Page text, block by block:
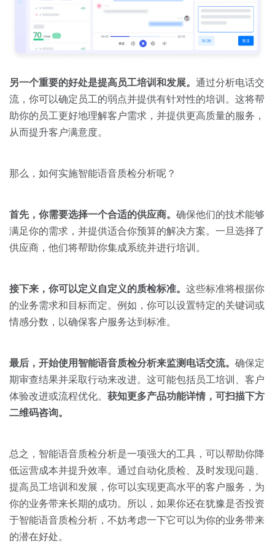
另一个重要的好处是提高员工培训和发展。 通过分析电话交
流，你可以确定员工的弱点并提供有针对性的培训。这将帮
助你的员工更好地理解客户需求，并提供更高质量的服务，
从而提升客户满意度。
那么，如何实施智能语音质检分析呢？
首先，你需要选择一个合适的供应商。 确保他们的技术能够
满足你的需求，并提供适合你预算的解决方案。一旦选择了
供应商，他们将帮助你集成系统并进行培训。
接下来，你可以定义自定义的质检标准。 这些标准将根据你
的业务需求和目标而定。例如，你可以设置特定的关键词或
情感分数，以确保客户服务达到标准。
最后，开始使用智能语音质检分析来监测电话交流。 确保定
期审查结果并采取行动来改进。这可能包括员工培训、客户
体验改进或流程优化。 获知更多产品功能详情，可扫描下方
二维码咨询。
总之，智能语音质检分析是一项强大的工具，可以帮助你降
低运营成本并提升效率。通过自动化质检、及时发现问题、
提高员工培训和发展，你可以实现更高水平的客户服务，为
你的业务带来长期的成功。所以，如果你还在犹豫是否投资
于智能语音质检分析，不妨考虑一下它可以为你的业务带来
的潜在好处。